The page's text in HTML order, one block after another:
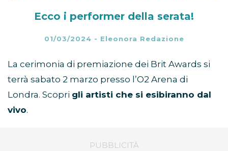
Ecco i performer della serata!
01/03/2024 - Eleonora Redazione
La cerimonia di premiazione dei Brit Awards si
terrà sabato 2 marzo presso l’O2 Arena di
Londra. Scopri gli artisti che si esibiranno dal
vivo.